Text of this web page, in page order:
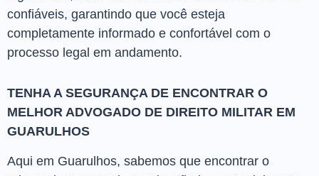
confiáveis, garantindo que você esteja
completamente informado e confortável com o
processo legal em andamento.
TENHA A SEGURANÇA DE ENCONTRAR O
MELHOR ADVOGADO DE DIREITO MILITAR EM
GUARULHOS
Aqui em Guarulhos, sabemos que encontrar o